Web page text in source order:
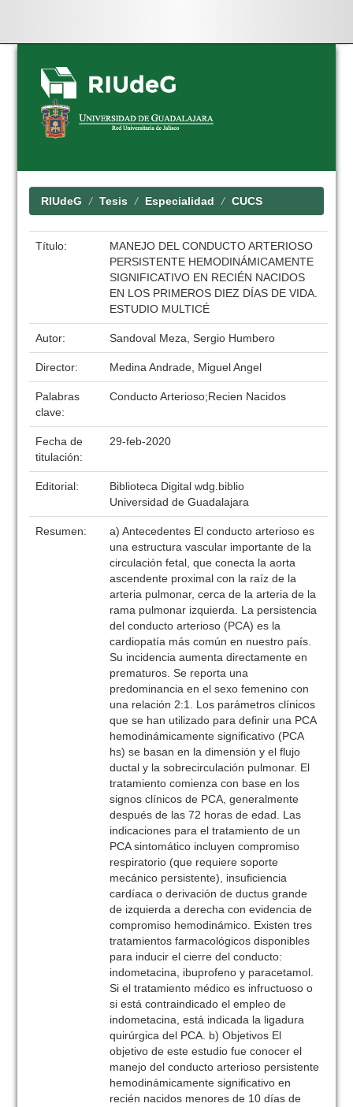
Skip
navigation
RIUdeG Tesis Especialidad CUCS
Título:
MANEJO DEL CONDUCTO ARTERIOSO
PERSISTENTE HEMODINÁMICAMENTE
SIGNIFICATIVO EN RECIÉN NACIDOS
EN LOS PRIMEROS DIEZ DÍAS DE VIDA.
ESTUDIO MULTICÉ
Autor: Sandoval Meza, Sergio Humbero
Director: Medina Andrade, Miguel Angel
Palabras
clave:
Conducto Arterioso;Recien Nacidos
Fecha de
titulación:
29-feb-2020
Editorial:
Biblioteca Digital wdg.biblio
Universidad de Guadalajara
Resumen:
a) Antecedentes El conducto arterioso es
una estructura vascular importante de la
circulación fetal, que conecta la aorta
ascendente proximal con la raíz de la
arteria pulmonar, cerca de la arteria de la
rama pulmonar izquierda. La persistencia
del conducto arterioso (PCA) es la
cardiopatía más común en nuestro país.
Su incidencia aumenta directamente en
prematuros. Se reporta una
predominancia en el sexo femenino con
una relación 2:1. Los parámetros clínicos
que se han utilizado para definir una PCA
hemodinámicamente significativo (PCA
hs) se basan en la dimensión y el flujo
ductal y la sobrecirculación pulmonar. El
tratamiento comienza con base en los
signos clínicos de PCA, generalmente
después de las 72 horas de edad. Las
indicaciones para el tratamiento de un
PCA sintomático incluyen compromiso
respiratorio (que requiere soporte
mecánico persistente), insuficiencia
cardíaca o derivación de ductus grande
de izquierda a derecha con evidencia de
compromiso hemodinámico. Existen tres
tratamientos farmacológicos disponibles
para inducir el cierre del conducto:
indometacina, ibuprofeno y paracetamol.
Si el tratamiento médico es infructuoso o
si está contraindicado el empleo de
indometacina, está indicada la ligadura
quirúrgica del PCA. b) Objetivos El
objetivo de este estudio fue conocer el
manejo del conducto arterioso persistente
hemodinámicamente significativo en
recién nacidos menores de 10 días de